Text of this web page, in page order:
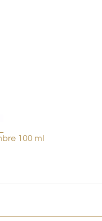
100 ml